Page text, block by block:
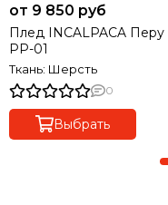
от 9 850 руб
Плед INCALPACA Перу
РР-01
Ткань: Шерсть
0
Выбрать